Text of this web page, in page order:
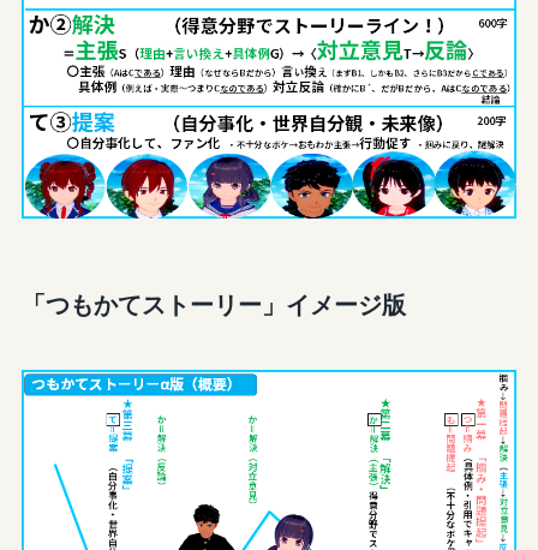
「つもかてストーリー」イメージ版